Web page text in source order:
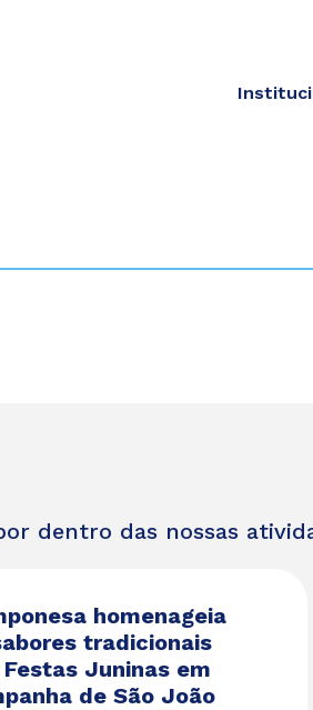
dentro das nossas
homenageia
tradicionais
Juninas em
de São João